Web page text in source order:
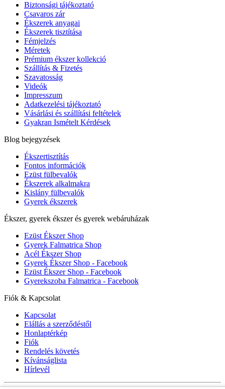
Biztonsági tájékoztató
Csavaros zár
Ékszerek anyagai
Ékszerek tisztítása
Fémjelzés
Méretek
Prémium ékszer kollekció
Szállítás & Fizetés
Szavatosság
Videók
Impresszum
Adatkezelési tájékoztató
Vásárlási és szállítási feltételek
Gyakran Ismételt Kérdések
Blog bejegyzések
Ékszertisztítás
Fontos információk
Ezüst fülbevalók
Ékszerek alkalmakra
Kislány fülbevalók
Gyerek ékszerek
Ékszer, gyerek ékszer és gyerek webáruházak
Ezüst Ékszer Shop
Gyerek Falmatrica Shop
Acél Ékszer Shop
Gyerek Ékszer Shop - Facebook
Ezüst Ékszer Shop - Facebook
Gyerekszoba Falmatrica - Facebook
Fiók & Kapcsolat
Kapcsolat
Elállás a szerződéstől
Honlaptérkép
Fiók
Rendelés követés
Kívánságlista
Hírlevél